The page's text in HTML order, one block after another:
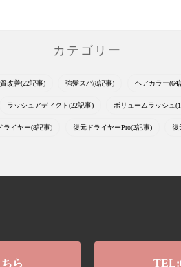
カテゴリー
改善(22記事) 強髪スパ(8記事) ヘアカラー(64
ラッシュアディクト(22記事) ボリュームラッシュ
ライヤー(8記事) 復元ドライヤーPro(2記事) 復
ら